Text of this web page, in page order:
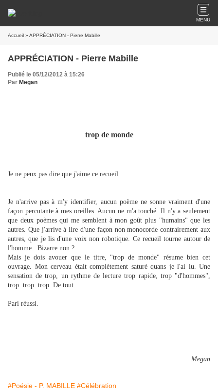
MENU
Accueil » APPRÉCIATION - Pierre Mabille
APPRÉCIATION - Pierre Mabille
Publié le 05/12/2012 à 15:26
Par Megan
trop de monde
Je ne peux pas dire que j'aime ce recueil.
Je n'arrive pas à m'y identifier, aucun poème ne sonne vraiment d'une
façon percutante à mes oreilles. Aucun ne m'a touché. Il n'y a seulement
que deux poèmes qui me semblent à mon goût plus "humains" que les
autres. Que j'arrive à lire d'une façon non monocorde contrairement aux
autres, que je lis d'une voix non robotique. Ce recueil tourne autour de
l'homme. Bizarre non ?
Mais je dois avouer que le titre, "trop de monde" résume bien cet
ouvrage. Mon cerveau était complètement saturé quans je l'ai lu. Une
sensation de trop, un rythme de lecture trop rapide, trop "d'hommes",
trop. trop. trop. De tout.
Pari réussi.
Megan
#Poésie - P. MABILLE #Célébration